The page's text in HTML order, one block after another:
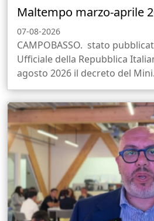
Maltempo marzo-aprile
07-08-2026
CAMPOBASSO. stato
Ufficiale della Repubblica
agosto 2026 il decreto del